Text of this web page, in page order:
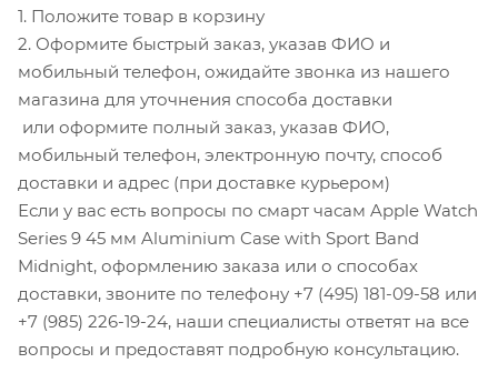
1. Положите товар в корзину
2. Оформите быстрый заказ, указав ФИО и
мобильный телефон, ожидайте звонка из нашего
магазина для уточнения способа доставки
или оформите полный заказ, указав ФИО,
мобильный телефон, электронную почту, способ
доставки и адрес (при доставке курьером)
Если у вас есть вопросы по смарт часам Apple Watch
Series 9 45 мм Aluminium Case with Sport Band
Midnight, оформлению заказа или о способах
доставки, звоните по телефону +7 (495) 181-09-58 или
+7 (985) 226-19-24, наши специалисты ответят на все
вопросы и предоставят подробную консультацию.